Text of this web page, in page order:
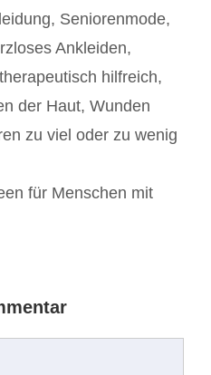
, Seniorenmode,
Ankleiden,
therapeutisch hilfreich,
der Haut, Wunden
zu viel oder zu wenig
für Menschen mit